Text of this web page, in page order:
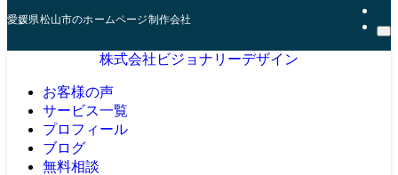
愛媛県松山市のホームページ制作会社
株式会社ビジョナリーデザイン
お客様の声
サービス一覧
プロフィール
ブログ
無料相談